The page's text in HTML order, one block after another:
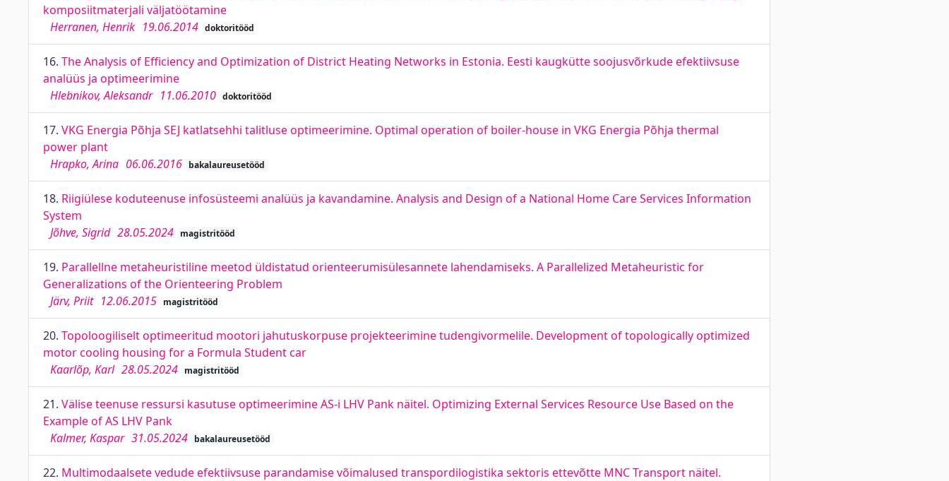
komposiitmaterjali väljatöötamine
Herranen, Henrik 19.06.2014 doktoritööd
16. The Analysis of Efficiency and Optimization of District Heating Networks in Estonia. Eesti kaugkütte soojusvõrkude efektiivsuse
analüüs ja optimeerimine
Hlebnikov, Aleksandr 11.06.2010 doktoritööd
17. VKG Energia Põhja SEJ katlatsehhi talitluse optimeerimine. Optimal operation of boiler-house in VKG Energia Põhja thermal
power plant
Hrapko, Arina 06.06.2016 bakalaureusetööd
18. Riigiülese koduteenuse infosüsteemi analüüs ja kavandamine. Analysis and Design of a National Home Care Services Information
System
Jõhve, Sigrid 28.05.2024 magistritööd
19. Parallellne metaheuristiline meetod üldistatud orienteerumisülesannete lahendamiseks. A Parallelized Metaheuristic for
Generalizations of the Orienteering Problem
Järv, Priit 12.06.2015 magistritööd
20. Topoloogiliselt optimeeritud mootori jahutuskorpuse projekteerimine tudengivormelile. Development of topologically optimized
motor cooling housing for a Formula Student car
Kaarlõp, Karl 28.05.2024 magistritööd
21. Välise teenuse ressursi kasutuse optimeerimine AS-i LHV Pank näitel. Optimizing External Services Resource Use Based on the
Example of AS LHV Pank
Kalmer, Kaspar 31.05.2024 bakalaureusetööd
22. Multimodaalsete vedude efektiivsuse parandamise võimalused transpordilogistika sektoris ettevõtte MNC Transport näitel.